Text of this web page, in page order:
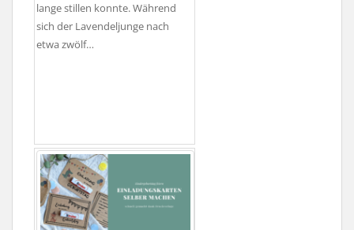
lange stillen konnte. Während
sich der Lavendeljunge nach
etwa zwölf…